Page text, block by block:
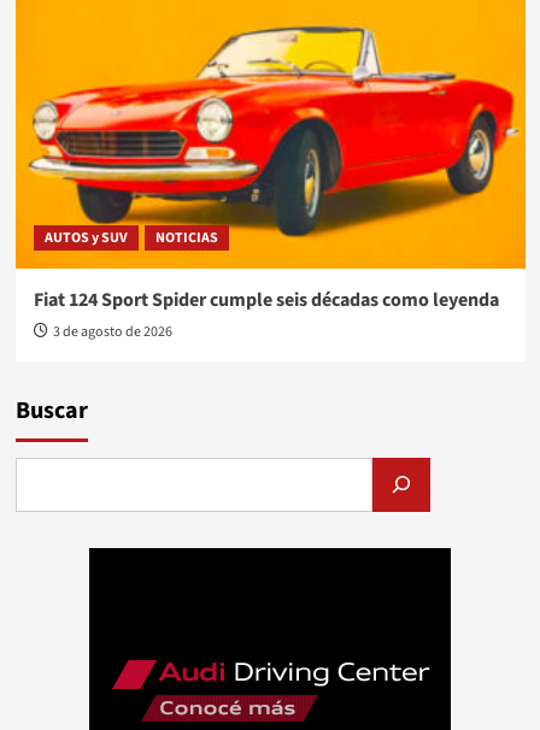
AUTOS y SUV NOTICIAS
Fiat 124 Sport Spider cumple seis décadas como leyenda
3 de agosto de 2026
Buscar